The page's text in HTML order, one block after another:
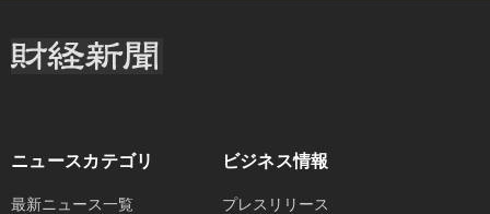
ニュースカテゴリ
最新ニュース一覧
ビジネス情報
プレスリリース